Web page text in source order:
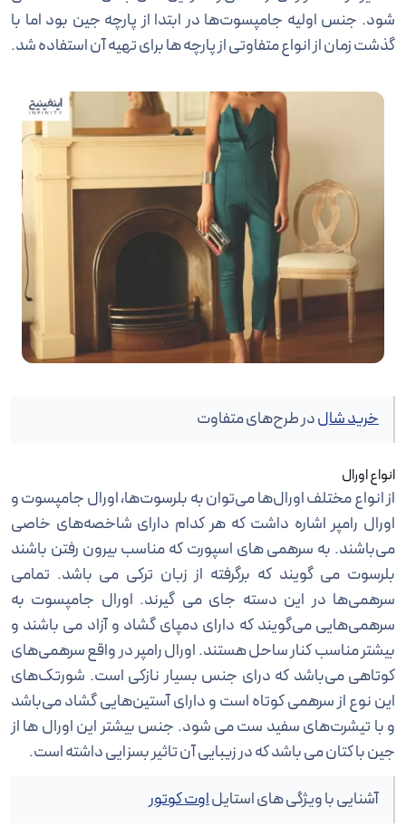
شود. جنس اولیه جامپسوت‌ها در ابتدا از پارچه جین بود اما با
گذشت زمان از انواع متفاوتی از پارچه ها برای تهیه آن استفاده شد.
خرید شالدر طرح‌های متفاوت
انواع اورال
از انواع مختلف اورال‌ها می‌توان به بلرسوت‌ها، اورال جامپسوت و
اورال رامپر اشاره داشت که هر کدام دارای شاخصه‌های خاصی
می‌باشند. به سرهمی های اسپورت که مناسب بیرون رفتن باشند
بلرسوت می گویند که برگرفته از زبان ترکی می باشد. تمامی
سرهمی‌ها در این دسته جای می گیرند. اورال جامپسوت به
سرهمی‌هایی می‌گویند که دارای دمپای گشاد و آزاد می باشند و
بیشتر مناسب کنار ساحل هستند. اورال رامپر در واقع سرهمی‌های
کوتاهی می‌باشد که درای جنس بسیار نازکی است. شورتک‌های
این نوع از سرهمی‌ کوتاه است و دارای آستین‌هایی گشاد می‌باشد
و با تیشرت‌های سفید ست می شود. جنس بیشتر این اورال ها از
جین با کتان می باشد که در زیبایی آن تاثیر بسزایی داشته است.
آشنایی با ویژگی های استایلاوت کوتور